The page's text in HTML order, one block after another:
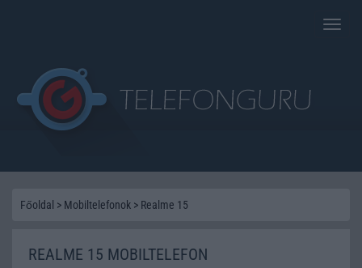
Toggle
Főoldal > Mobiltelefonok > Realme 15
REALME 15 MOBILTELEFON